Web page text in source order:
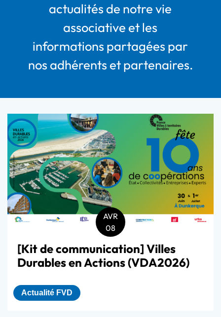
actualités de notre vie
associative et les
informations partagées par
nos adhérents et partenaires.
AVR
08
[Kit de communication] Villes
Durables en Actions (VDA2026)
Actualité FVD